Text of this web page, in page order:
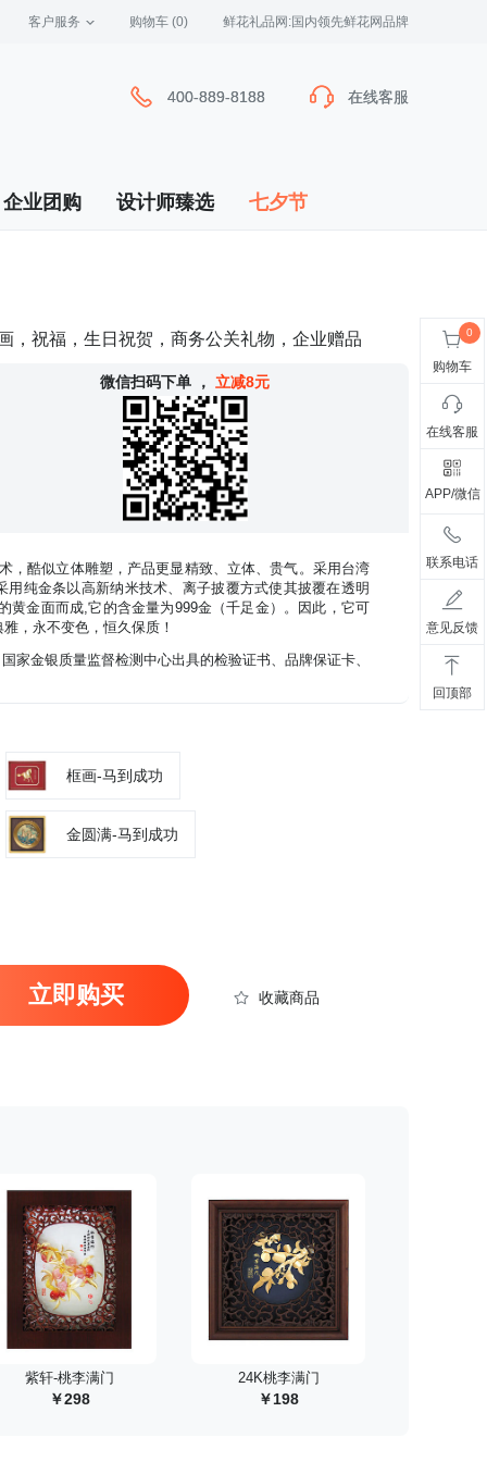
客户服务 购物车 (0) 鲜花礼品网:国内领先鲜花网品牌
400-889-8188 在线客服
400-889-8188 在线客服
企业团购 设计师臻选 七夕节
，祝福，生日祝贺，商务公关礼物，企业赠品
微信扫码下单 ， 立减8元
，酷似立体雕塑，产品更显精致、立体、贵气。采用台湾
用纯金条以高新纳米技术、离子披覆方式使其披覆在透明
黄金面而成,它的含金量为999金（千足金）。因此，它可
，永不变色，恒久保质！
家金银质量监督检测中心出具的检验证书、品牌保证卡、
框画-马到成功
金圆满-马到成功
立即购买 收藏商品
购物车
在线客服
APP/微信
联系电话
意见反馈
回顶部
紫轩-桃李满门
298
24K桃李满门
198